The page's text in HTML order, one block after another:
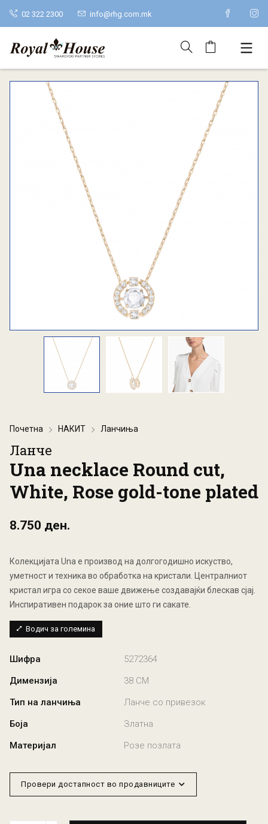
02 322 2300 info@rhg.com.mk
Почетна НАКИТ Ланчиња
Ланче
Una necklace Round cut,
White, Rose gold-tone plated
8.750 ден.
Колекцијата Una e производ на долгогодишно искуство,
уметност и техника во обработка на кристали. Централниот
кристал игра со секое ваше движење создавајќи блескав сјај.
Инспиративен подарок за оние што ги сакате.
Водич за големина
Шифра
5272364
Димензија
38 CM
Тип на ланчиња
Ланче со привезок
Боја
Златна
Материјал
Розе позлата
Провери достапност во продавниците